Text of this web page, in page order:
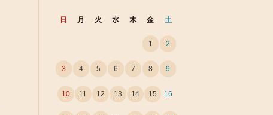
日 月 火 水 木 金 土
1 2
3 4 5 6 7 8 9
10 11 12 13 14 15 16